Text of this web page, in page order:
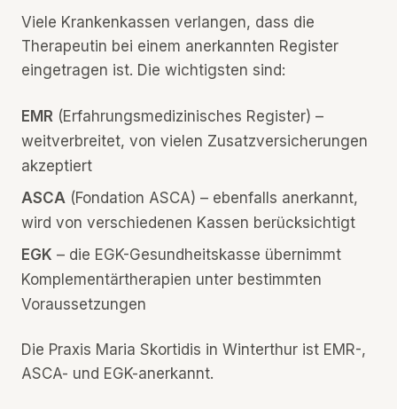
Viele Krankenkassen verlangen, dass die
Therapeutin bei einem anerkannten Register
eingetragen ist. Die wichtigsten sind:
EMR (Erfahrungsmedizinisches Register) –
weitverbreitet, von vielen Zusatzversicherungen
akzeptiert
ASCA (Fondation ASCA) – ebenfalls anerkannt,
wird von verschiedenen Kassen berücksichtigt
EGK – die EGK-Gesundheitskasse übernimmt
Komplementärtherapien unter bestimmten
Voraussetzungen
Die Praxis Maria Skortidis in Winterthur ist EMR-,
ASCA- und EGK-anerkannt.